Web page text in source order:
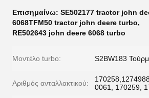
Επισημαίνω: SE502177 tractor john
6068TFM50 tractor john deere turbo,
RE502643 john deere 6068 turbo
Μοντέλο turbo: S2BW183
Αριθμός ανταλλακτικού:
0061, 170259,